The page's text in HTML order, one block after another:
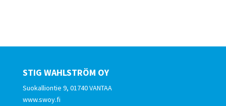
STIG WAHLSTRÖM OY
Suokalliontie 9, 01740 VANTAA
www.swoy.fi